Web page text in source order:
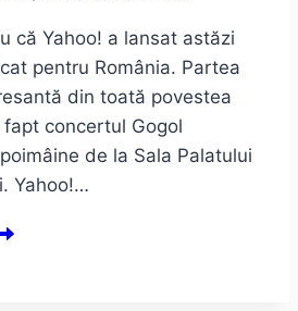
că Yahoo! a lansat astăzi
pentru România. Partea
din toată povestea
concertul Gogol
de la Sala Palatului
Yahoo!…